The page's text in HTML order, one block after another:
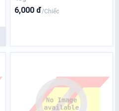
6,000 đ/Chiếc